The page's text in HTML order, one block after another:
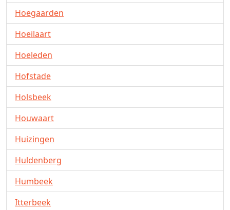
Hoegaarden
Hoeilaart
Hoeleden
Hofstade
Holsbeek
Houwaart
Huizingen
Huldenberg
Humbeek
Itterbeek